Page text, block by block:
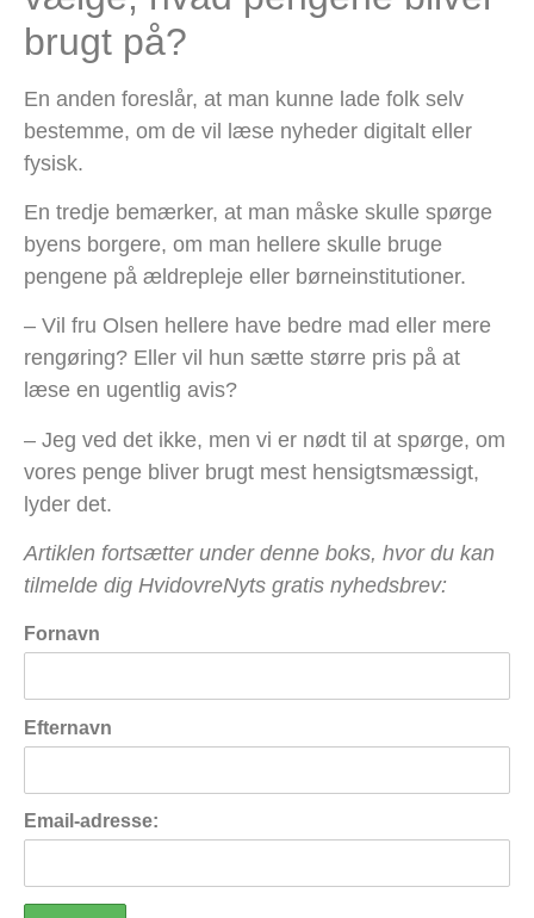
brugt på?
En anden foreslår, at man kunne lade folk selv
bestemme, om de vil læse nyheder digitalt eller
fysisk.
En tredje bemærker, at man måske skulle spørge
byens borgere, om man hellere skulle bruge
pengene på ældrepleje eller børneinstitutioner.
– Vil fru Olsen hellere have bedre mad eller mere
rengøring? Eller vil hun sætte større pris på at
læse en ugentlig avis?
– Jeg ved det ikke, men vi er nødt til at spørge, om
vores penge bliver brugt mest hensigtsmæssigt,
lyder det.
Artiklen fortsætter under denne boks, hvor du kan
tilmelde dig HvidovreNyts gratis nyhedsbrev:
Fornavn
Efternavn
Email-adresse: